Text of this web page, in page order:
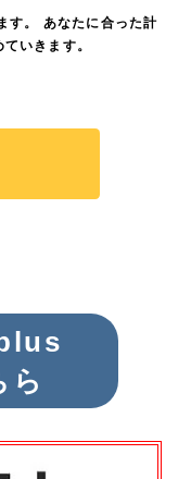
す。 あなたに合った計
いきます。
ら